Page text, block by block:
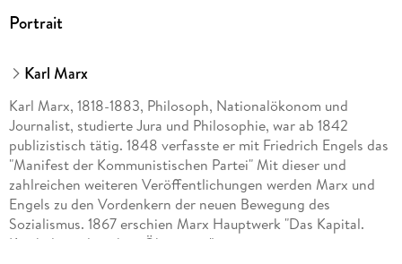
Portrait
Karl Marx
Karl Marx, 1818-1883, Philosoph, Nationalökonom und
Journalist, studierte Jura und Philosophie, war ab 1842
publizistisch tätig. 1848 verfasste er mit Friedrich Engels das
"Manifest der Kommunistischen Partei" Mit dieser und
zahlreichen weiteren Veröffentlichungen werden Marx und
Engels zu den Vordenkern der neuen Bewegung des
Sozialismus. 1867 erschien Marx Hauptwerk "Das Kapital.
Kritik der politischen Ökonomie".